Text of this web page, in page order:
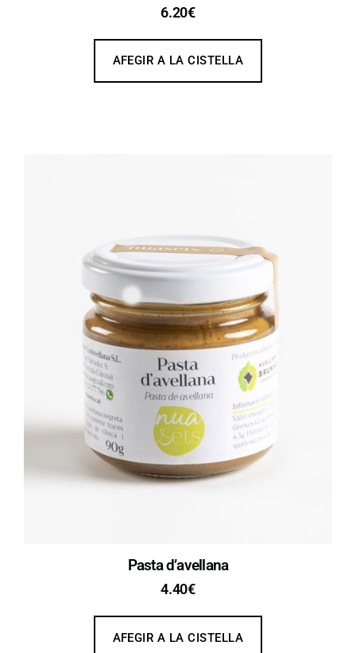
6.20€
AFEGIR A LA CISTELLA
Pasta d’avellana​
4.40€
AFEGIR A LA CISTELLA